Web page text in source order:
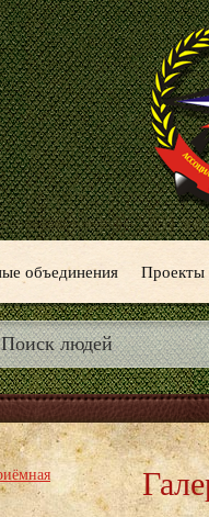
объединения Проекты